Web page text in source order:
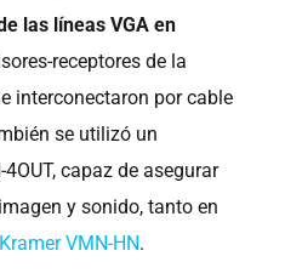
las líneas VGA en
receptores de la
interconectaron por cable
se utilizó un
capaz de asegurar
y sonido, tanto en
Kramer VMN-HN.